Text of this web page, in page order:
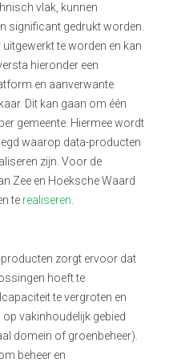
vlak, kunnen
significant gedrukt worden.
te worden en kan
hieronder een
en aanverwante
Dit kan gaan om één
gemeente. Hiermee wordt
waarop data-producten
zijn. Voor de
Zee en Hoeksche Waard
te realiseren.
zorgt ervoor dat
hoeft te
te vergroten en
vakinhoudelijk gebied
domein of groenbeheer).
beheer en